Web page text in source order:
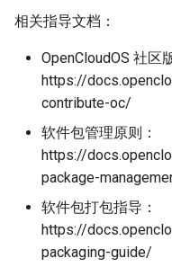
C/C++/JAVA 兼容
查结果
Python 兼容性检
3.3.6.6 executable
3.3.6.7 conf失败
4. 重编测试
相关指导文档：
OpenCloudOS 社区
https://
contribute-oc/
软件包管理原则：
https://
package-
软件包打包指导：
https://
packaging-guide/